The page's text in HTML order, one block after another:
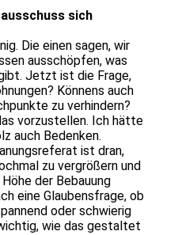
sich
Die einen sagen, wir
ausschöpfen, was
Jetzt ist die Frage,
Könnens auch
zu verhindern?
vorzustellen. Ich hätte
auch Bedenken.
ist dran,
zu vergrößern und
der Bebauung
eine Glaubensfrage, ob
oder schwierig
wie das gestaltet